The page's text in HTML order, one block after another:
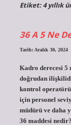
Etiket:4 yıllık
36 A 5 Ne
Tarih: Aralık 30, 2024
Kadro derecesi 5
doğrudan
kontrol operatörü
için personel
müdürü ve daha
36 maddesi